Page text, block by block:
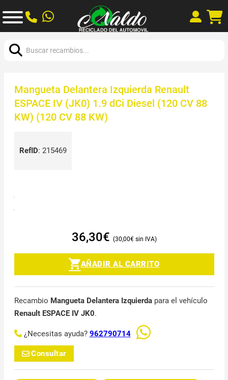
Mangueta Delantera Izquierda Renault
ESPACE IV (JK0) 1.9 dCi Diesel (120 CV 88
KW) (120 CV 88 KW)
RefID: 215469
36,30€ 30,00€
AÑADIR AL CARRITO
Recambio Mangueta Delantera Izquierdapara el vehículo
Renault ESPACE IV JK0.
¿Necesitas ayuda? 962790714
Consultar